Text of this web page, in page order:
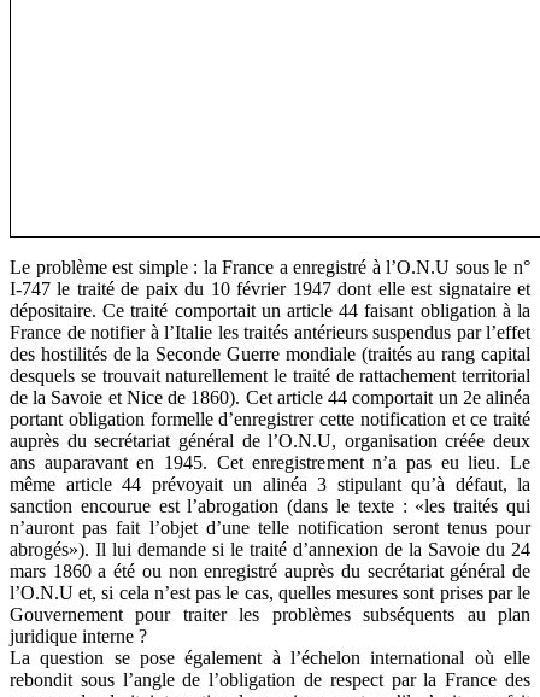
Le problème est simple : la France a enregistré à l’O.N.U sous le n°
I-747 le traité de paix du 10 février 1947 dont elle est signataire et
dépositaire. Ce traité comportait un article 44 faisant obligation à la
France de notifier à l’Italie les traités antérieurs suspendus par l’effet
des hostilités de la Seconde Guerre mondiale (traités au rang capital
desquels se trouvait naturellement le traité de rattachement territorial
de la Savoie et Nice de 1860). Cet article 44 comportait un 2e alinéa
portant obligation formelle d’enregistrer cette notification et ce traité
auprès du secrétariat général de l’O.N.U, organisation créée deux
ans auparavant en 1945. Cet enregistrement n’a pas eu lieu. Le
même article 44 prévoyait un alinéa 3 stipulant qu’à défaut, la
sanction encourue est l’abrogation (dans le texte : «les traités qui
n’auront pas fait l’objet d’une telle notification seront tenus pour
abrogés»). Il lui demande si le traité d’annexion de la Savoie du 24
mars 1860 a été ou non enregistré auprès du secrétariat général de
l’O.N.U et, si cela n’est pas le cas, quelles mesures sont prises par le
Gouvernement pour traiter les problèmes subséquents au plan
juridique interne ?
La question se pose également à l’échelon international où elle
rebondit sous l’angle de l’obligation de respect par la France des